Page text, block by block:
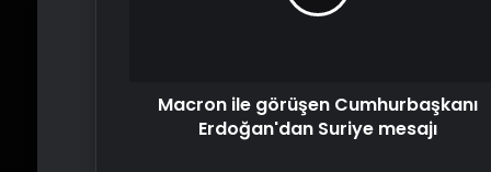
Macron ile görüşen Cumhurbaşkanı
Erdoğan'dan Suriye mesajı